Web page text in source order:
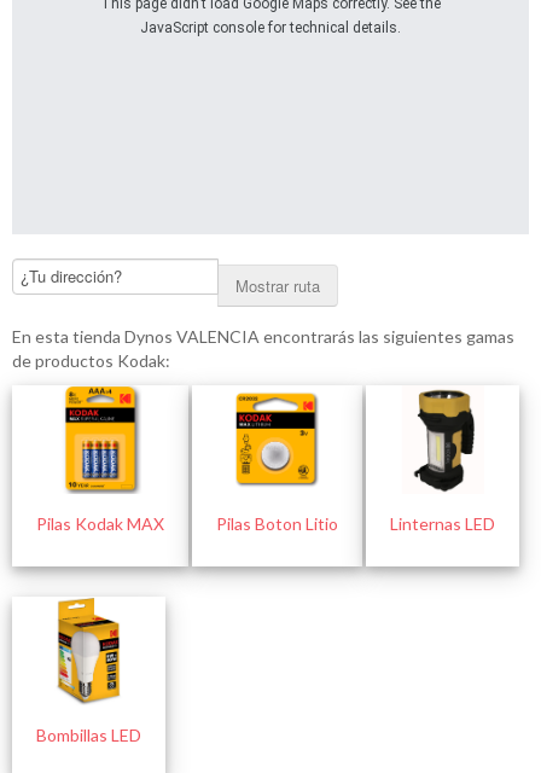
This page didn't load Google Maps correctly. See the
JavaScript console for technical details.
Mostrar ruta
En esta tienda Dynos VALENCIA encontrarás las siguientes gamas
de productos Kodak:
Pilas Kodak MAX Pilas Boton Litio Linternas LED
Bombillas LED